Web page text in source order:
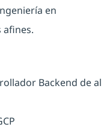
en
afines.
Backend de al